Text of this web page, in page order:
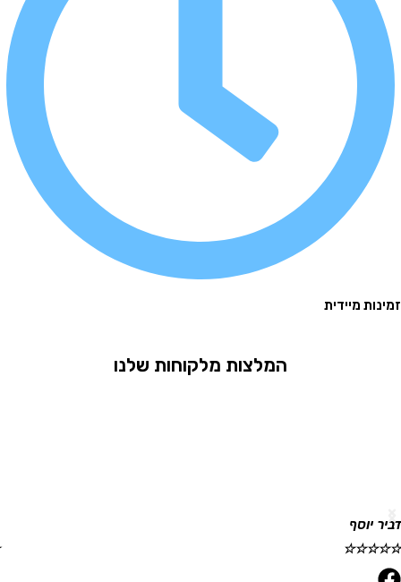
מיידית
המלצות מלקוחות שלנו
☆
☆